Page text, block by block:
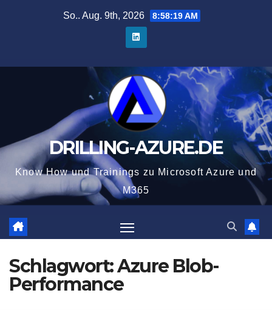
So.. Aug. 9th, 2026 8:58:20 AM
DRILLING-AZURE.DE
Know How und Trainings zu Microsoft Azure und
M365
Schlagwort:Azure Blob-
Performance